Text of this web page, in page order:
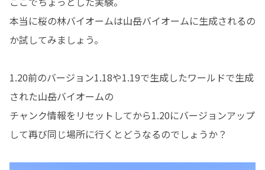
本当に桜の林バイオームは山岳バイオームに生成されるの
か試してみましょう。
1.20前のバージョン1.18や1.19で生成したワールドで生成
された山岳バイオームの
チャンク情報をリセットしてから1.20にバージョンアップ
して再び同じ場所に行くとどうなるのでしょうか？